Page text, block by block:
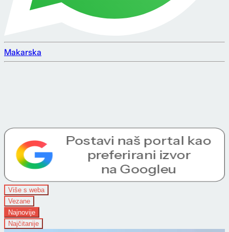
Makarska
Više s weba
Vezane
Najnovije
Najčitanije